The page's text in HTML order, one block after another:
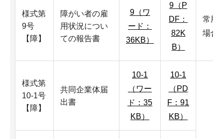
様式第
9号
【障】
障がい者の雇
用状況につい
ての報告書
9（ワ
ード：
36KB）
9（P
DF：
82K
B）
常用
場合
様式第
10-1号
【障】
共同企業体届
出書
10-1
（ワー
ド：35
KB）
10-1
（PD
F：91
KB）